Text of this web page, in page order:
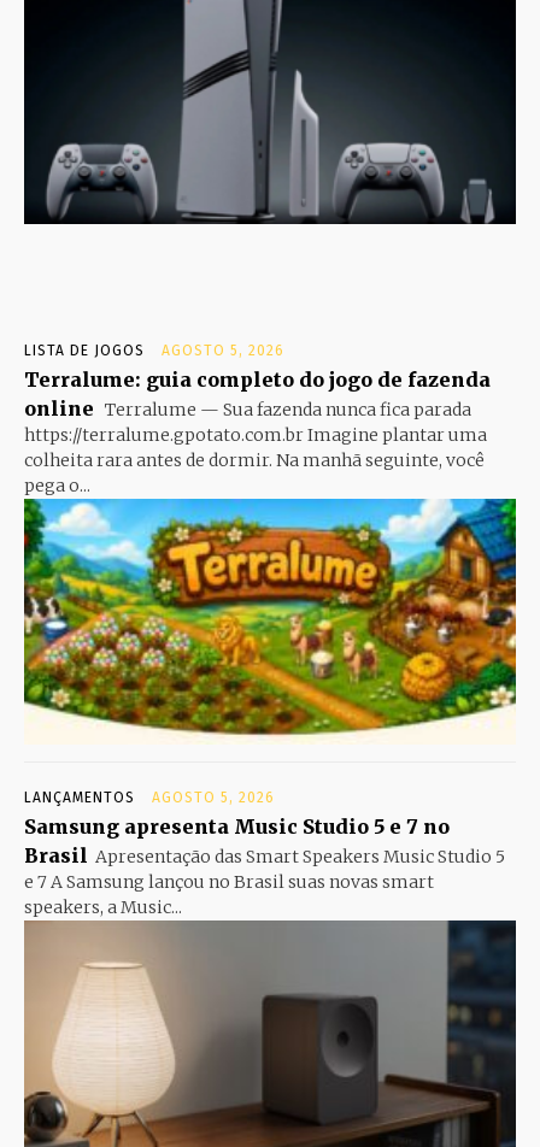
LISTA DE JOGOS AGOSTO 5, 2026
Terralume: guia completo do jogo de fazenda
online Terralume — Sua fazenda nunca fica parada
https://terralume.gpotato.com.br Imagine plantar uma
colheita rara antes de dormir. Na manhã seguinte, você
pega o...
LANÇAMENTOS AGOSTO 5, 2026
Samsung apresenta Music Studio 5 e 7 no
Brasil Apresentação das Smart Speakers Music Studio 5
e 7 A Samsung lançou no Brasil suas novas smart
speakers, a Music...